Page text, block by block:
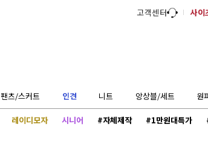
고객센터 사이
팬츠/스커트 인견 니트 앙상블/세트 원
레이디모자 시니어 #자체제작 #1만원대특가